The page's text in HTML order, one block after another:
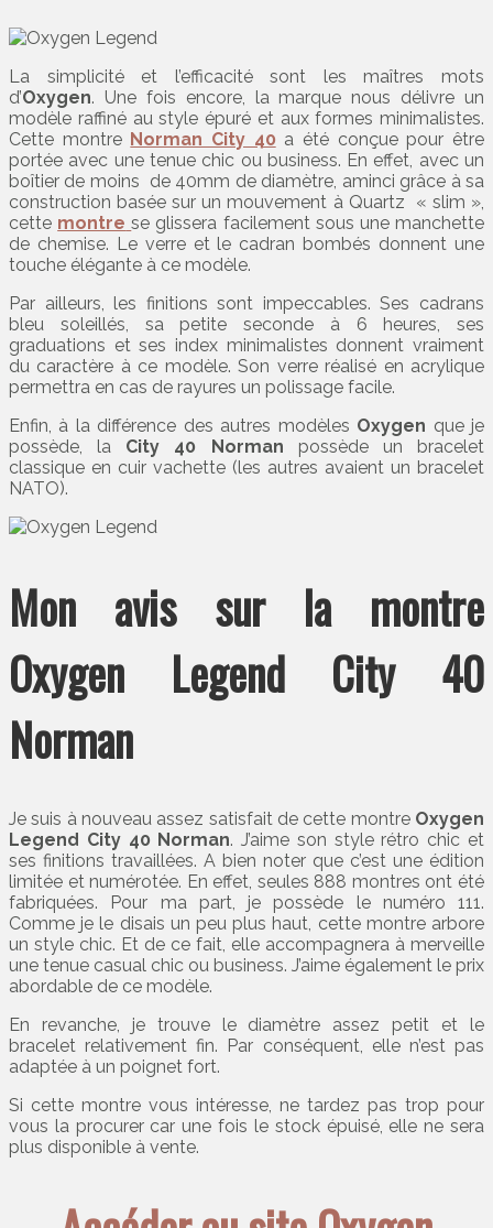
La simplicité et l’efficacité sont les maîtres mots
d’Oxygen. Une fois encore, la marque nous délivre un
modèle raffiné au style épuré et aux formes minimalistes.
Cette montre Norman City 40 a été conçue pour être
portée avec une tenue chic ou business. En effet, avec un
boîtier de moins de 40mm de diamètre, aminci grâce à sa
construction basée sur un mouvement à Quartz « slim »,
cette montre se glissera facilement sous une manchette
de chemise. Le verre et le cadran bombés donnent une
touche élégante à ce modèle.
Par ailleurs, les finitions sont impeccables. Ses cadrans
bleu soleillés, sa petite seconde à 6 heures, ses
graduations et ses index minimalistes donnent vraiment
du caractère à ce modèle. Son verre réalisé en acrylique
permettra en cas de rayures un polissage facile.
Enfin, à la différence des autres modèles Oxygen que je
possède, la City 40 Norman possède un bracelet
classique en cuir vachette (les autres avaient un bracelet
NATO).
Mon avis sur la montre
Oxygen Legend City 40
Norman
Je suis à nouveau assez satisfait de cette montreOxygen
Legend City 40 Norman. J’aime son style rétro chic et
ses finitions travaillées. A bien noter que c’est une édition
limitée et numérotée. En effet, seules 888 montres ont été
fabriquées. Pour ma part, je possède le numéro 111.
Comme je le disais un peu plus haut, cette montre arbore
un style chic. Et de ce fait, elle accompagnera à merveille
une tenue casual chic ou business. J’aime également le prix
abordable de ce modèle.
En revanche, je trouve le diamètre assez petit et le
bracelet relativement fin. Par conséquent, elle n’est pas
adaptée à un poignet fort.
Si cette montre vous intéresse, ne tardez pas trop pour
vous la procurer car une fois le stock épuisé, elle ne sera
plus disponible à vente.